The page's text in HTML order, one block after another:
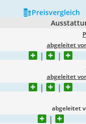
Preis­vergleich
abgeleitet
abgeleitet
abgeleitet